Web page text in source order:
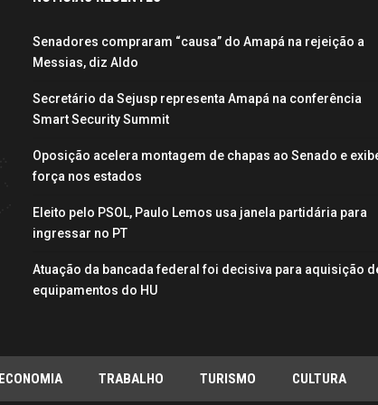
Senadores compraram “causa” do Amapá na rejeição a
Messias, diz Aldo
Secretário da Sejusp representa Amapá na conferência
Smart Security Summit
Oposição acelera montagem de chapas ao Senado e
força nos estados
Eleito pelo PSOL, Paulo Lemos usa janela partidária para
ingressar no PT
Atuação da bancada federal foi decisiva para aquisição
equipamentos do HU
ECONOMIA TRABALHO TURISMO CULTURA